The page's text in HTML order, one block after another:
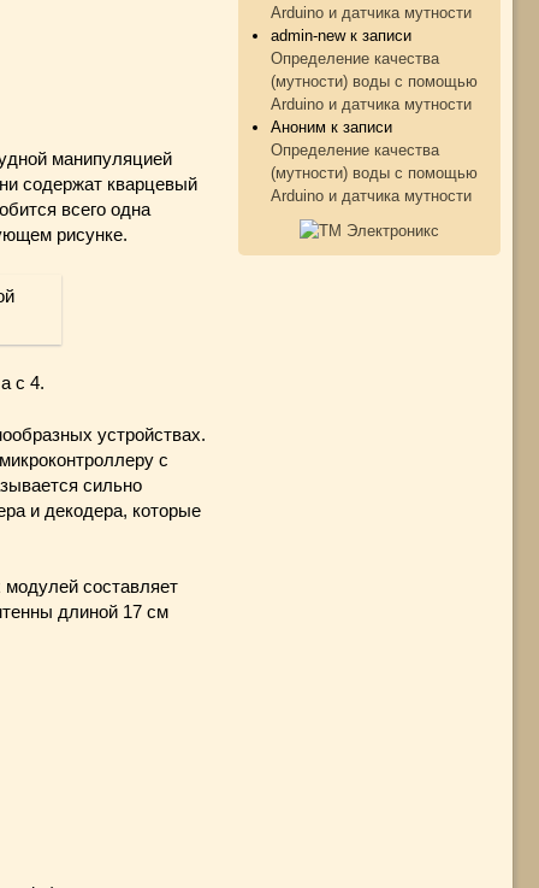
манипуляцией
содержат кварцевый
всего одна
рисунке.
с 4.
устройствах.
с
сильно
и декодера, которые
составляет
длиной 17 см
Arduino и датчика мутности
admin-newк записи
Определение качества
(мутности) воды с помощью
Arduino и датчика мутности
Аноним к записи
Определение качества
(мутности) воды с помощью
Arduino и датчика мутности